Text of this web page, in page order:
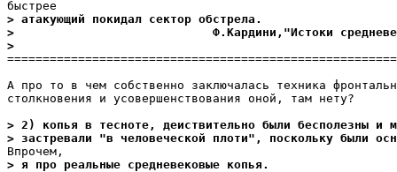
> атакующий покидал сектор обстрела.
>                            Ф.Kардини,"Истоки
>
А про то в чем собственно заключалась техника
столкновения и усовершенствования оной, там нету?
> 2) копья в тесноте, деиствительно были бесполезны и
> застревали "в человеческой плоти", поскольку были
> я про реальные средневековые копья.